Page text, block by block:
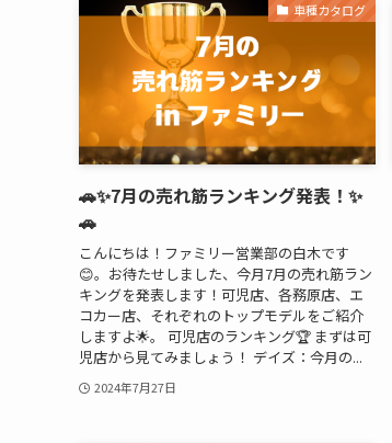
車種カタログ
🚗✨7月の売れ筋ランキング発表！✨
🚗
こんにちは！ファミリー営業部の白木です
😊。お待たせしました、今月7月の売れ筋ラン
キングを発表します！可児店、各務原店、エ
コカー店、それぞれのトップモデルをご紹介
しますよ🌟。 可児店のランキング🏆 まずは可
児店から見てみましょう！ デイズ：今月の...
2024年7月27日